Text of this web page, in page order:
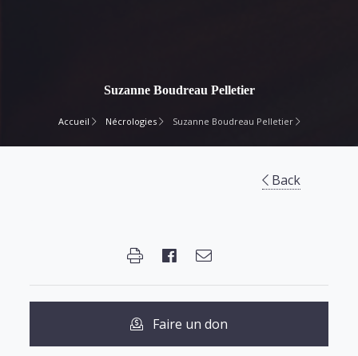
Suzanne Boudreau Pelletier
Accueil Nécrologies Suzanne Boudreau Pelletier
Back
Faire un don